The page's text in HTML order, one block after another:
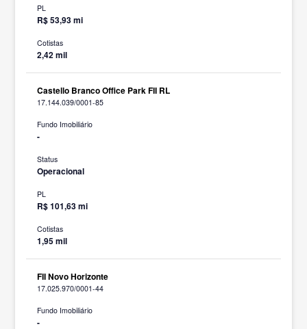
PL
R$ 53,93 mi
Cotistas
2,42 mil
Castello Branco Office Park FII RL
17.144.039/0001-85
Fundo Imobiliário
-
Status
Operacional
PL
R$ 101,63 mi
Cotistas
1,95 mil
FII Novo Horizonte
17.025.970/0001-44
Fundo Imobiliário
-